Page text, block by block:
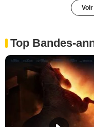
Top Bandes-